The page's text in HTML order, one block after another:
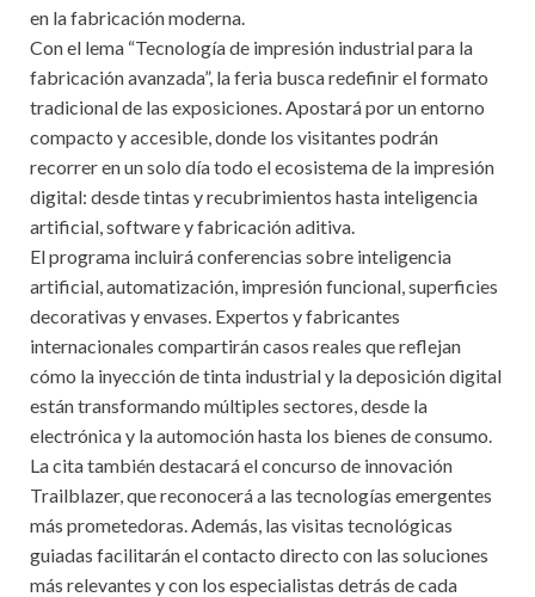
en la fabricación moderna.
Con el lema “Tecnología de impresión industrial para la
fabricación avanzada”, la feria busca redefinir el formato
tradicional de las exposiciones. Apostará por un entorno
compacto y accesible, donde los visitantes podrán
recorrer en un solo día todo el ecosistema de la impresión
digital: desde tintas y recubrimientos hasta inteligencia
artificial, software y fabricación aditiva.
El programa incluirá conferencias sobre inteligencia
artificial, automatización, impresión funcional, superficies
decorativas y envases. Expertos y fabricantes
internacionales compartirán casos reales que reflejan
cómo la inyección de tinta industrial y la deposición digital
están transformando múltiples sectores, desde la
electrónica y la automoción hasta los bienes de consumo.
La cita también destacará el concurso de innovación
Trailblazer, que reconocerá a las tecnologías emergentes
más prometedoras. Además, las visitas tecnológicas
guiadas facilitarán el contacto directo con las soluciones
más relevantes y con los especialistas detrás de cada